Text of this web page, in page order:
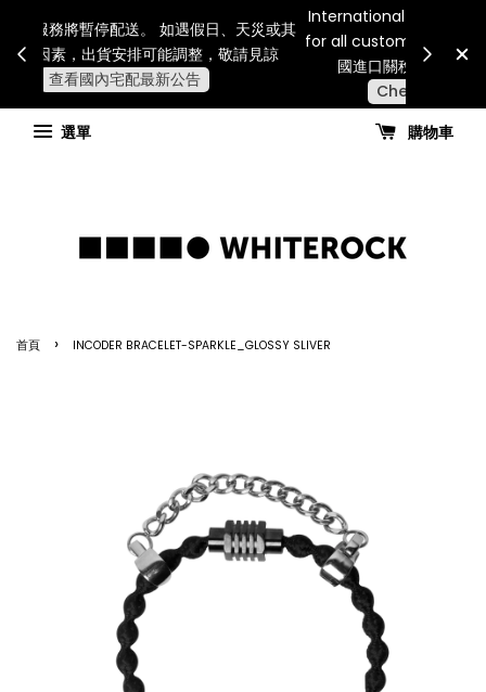
連假期間宅配服務將暫停配送。 如遇假日、天災或其
他不可抗力因素，出貨安排可能調整，敬請見諒
查看國內宅配最新公告
for all
國
選單
購物車
首頁 › INCODER BRACELET-SPARKLE_GLOSSY SLIVER